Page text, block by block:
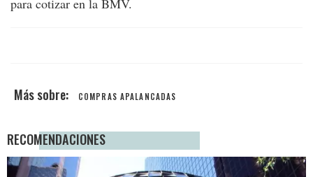
para cotizar en la BMV.
COMPRAS APALANCADAS
RECOMENDACIONES